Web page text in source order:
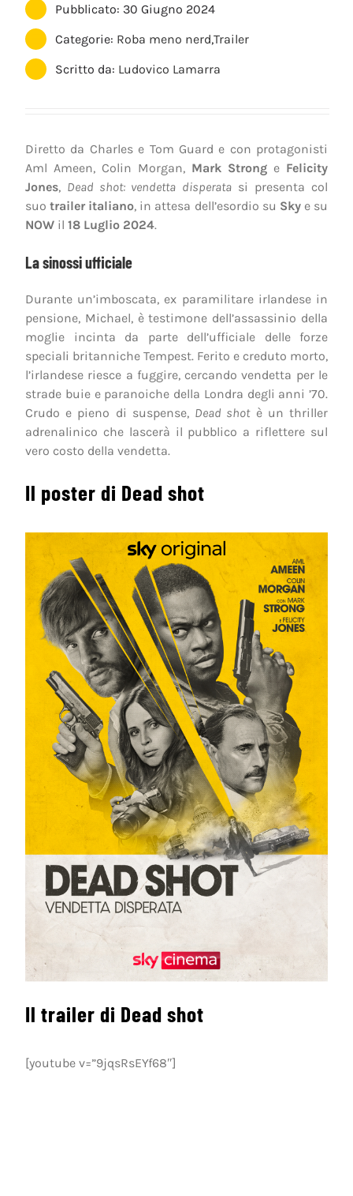
Pubblicato: 30 Giugno 2024
Categorie: Roba meno nerd,Trailer
Scritto da: Ludovico Lamarra
Diretto da Charles e Tom Guard e con protagonisti
Aml Ameen, Colin Morgan, Mark Strong e Felicity
Jones, Dead shot: vendetta disperatasi presenta col
suotrailer italiano, in attesa dell’esordio su Skye su
NOW il 18 Luglio 2024.
La sinossi ufficiale
Durante un’imboscata, ex paramilitare irlandese in
pensione, Michael, è testimone dell’assassinio della
moglie incinta da parte dell’ufficiale delle forze
speciali britanniche Tempest. Ferito e creduto morto,
l’irlandese riesce a fuggire, cercando vendetta per le
strade buie e paranoiche della Londra degli anni ’70.
Crudo e pieno di suspense, Dead shotè un thriller
adrenalinico che lascerà il pubblico a riflettere sul
vero costo della vendetta.
Il poster di Dead shot
Il trailer di Dead shot
[youtube v=”9jqsRsEYf68″]